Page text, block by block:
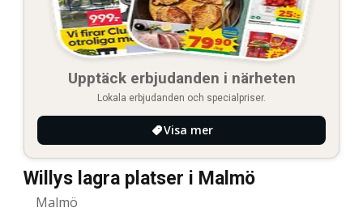
Upptäck erbjudanden i närheten
Lokala erbjudanden och specialpriser.
Visa mer
Willys lagra platser i Malmö
Malmö